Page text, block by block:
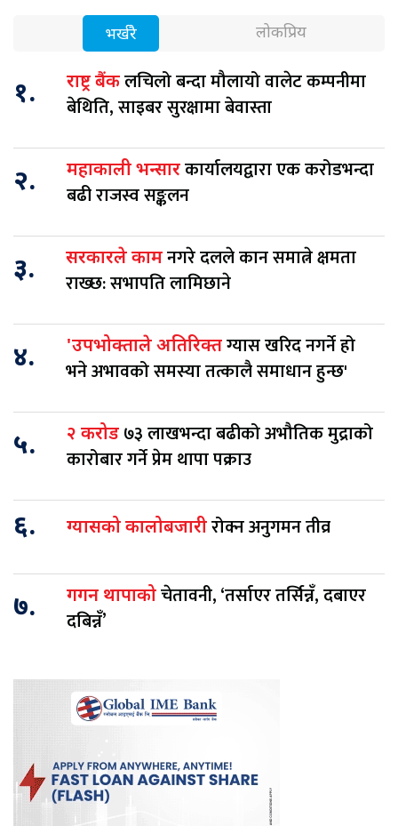
भर्खरै लोकप्रिय
१. राष्ट्र बैंकलचिलो बन्दा मौलायो वालेट कम्पनीमा
बेथिति, साइबर सुरक्षामा बेवास्ता
२. महाकाली भन्सारकार्यालयद्वारा एक करोडभन्दा
बढी राजस्व सङ्कलन
३. सरकारले कामनगरे दलले कान समात्ने क्षमता
राख्छ: सभापति लामिछाने
४. 'उपभोक्ताले अतिरिक्तग्यास खरिद नगर्ने हो
भने अभावको समस्या तत्कालै समाधान हुन्छ'
५. २ करोड ७३ लाखभन्दा बढीको अभौतिक मुद्राको
कारोबार गर्ने प्रेम थापा पक्राउ
६. ग्यासको कालोबजारीरोक्न अनुगमन तीव्र
७. गगन थापाकोचेतावनी, ‘तर्साएर तर्सिन्नँ, दबाएर
दबिन्नँ’